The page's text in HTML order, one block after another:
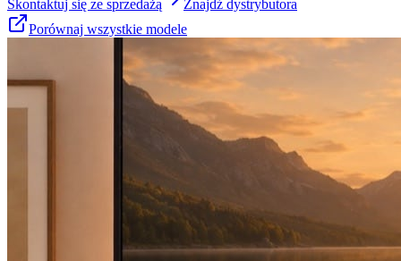
Skontaktuj się ze sprzedażą
Znajdź dystrybutora
Porównaj wszystkie modele